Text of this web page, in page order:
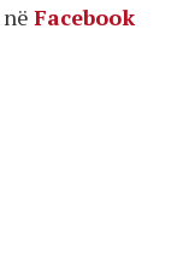
në Facebook